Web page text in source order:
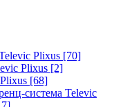
Plixus [70]
Plixus [2]
[68]
система Televic